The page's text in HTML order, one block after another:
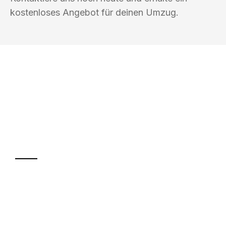
kostenloses Angebot für deinen Umzug.